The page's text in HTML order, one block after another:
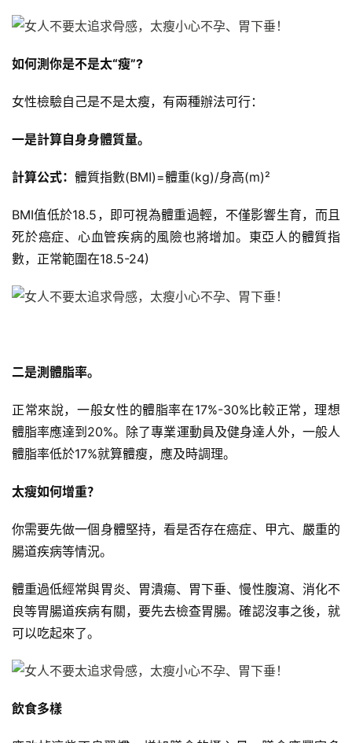
劃
有
運
訓
練
得
力
量
訓
增
計
劃
伽
健
身
頻
如何測你是不是太“瘦”?
女性檢驗自己是不是太瘦，有兩種辦法可行：
一是計算自身身體質量。
計算公式： 體質指數(BMI)=體重(kg)/身高(m)²
BMI值低於18.5，即可視為體重過輕，不僅影響生育，而且
死於癌症、心血管疾病的風險也將增加。東亞人的體質指
數，正常範圍在18.5-24)
二是測體脂率。
正常來說，一般女性的體脂率在17%-30%比較正常，理想
體脂率應達到20%。除了專業運動員及健身達人外，一般人
體脂率低於17%就算體瘦，應及時調理。
太瘦如何增重？
你需要先做一個身體堅持，看是否存在癌症、甲亢、嚴重的
腸道疾病等情況。
體重過低經常與胃炎、胃潰瘍、胃下垂、慢性腹瀉、消化不
良等胃腸道疾病有關，要先去檢查胃腸。確認沒事之後，就
可以吃起來了。
飲食多樣